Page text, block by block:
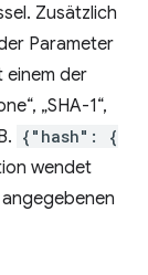
Zusätzlich
Parameter
einem der
„SHA-1“,
{"hash": {
wendet